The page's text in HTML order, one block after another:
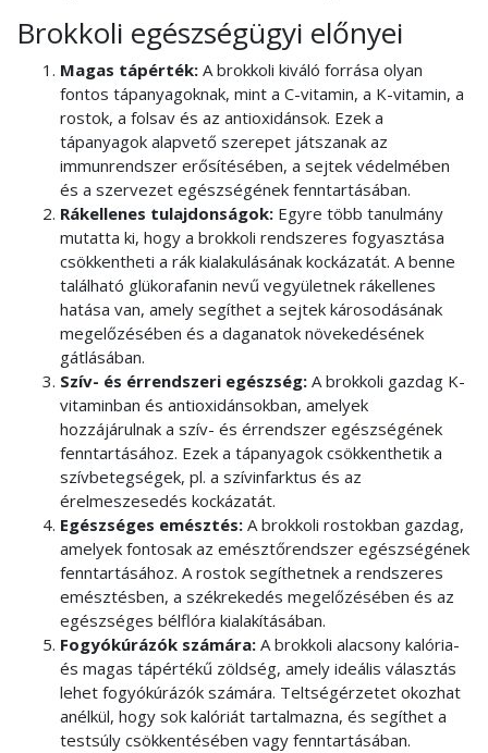
Brokkoli egészségügyi előnyei
Magas tápérték: A brokkoli kiváló forrása olyan
fontos tápanyagoknak, mint a C-vitamin, a K-vitamin, a
rostok, a folsav és az antioxidánsok. Ezek a
tápanyagok alapvető szerepet játszanak az
immunrendszer erősítésében, a sejtek védelmében
és a szervezet egészségének fenntartásában.
Rákellenes tulajdonságok: Egyre több tanulmány
mutatta ki, hogy a brokkoli rendszeres fogyasztása
csökkentheti a rák kialakulásának kockázatát. A benne
található glükorafanin nevű vegyületnek rákellenes
hatása van, amely segíthet a sejtek károsodásának
megelőzésében és a daganatok növekedésének
gátlásában.
Szív- és érrendszeri egészség: A brokkoli gazdag K-
vitaminban és antioxidánsokban, amelyek
hozzájárulnak a szív- és érrendszer egészségének
fenntartásához. Ezek a tápanyagok csökkenthetik a
szívbetegségek, pl. a szívinfarktus és az
érelmeszesedés kockázatát.
Egészséges emésztés: A brokkoli rostokban gazdag,
amelyek fontosak az emésztőrendszer egészségének
fenntartásához. A rostok segíthetnek a rendszeres
emésztésben, a székrekedés megelőzésében és az
egészséges bélflóra kialakításában.
Fogyókúrázók számára: A brokkoli alacsony kalória-
és magas tápértékű zöldség, amely ideális választás
lehet fogyókúrázók számára. Teltségérzetet okozhat
anélkül, hogy sok kalóriát tartalmazna, és segíthet a
testsúly csökkentésében vagy fenntartásában.